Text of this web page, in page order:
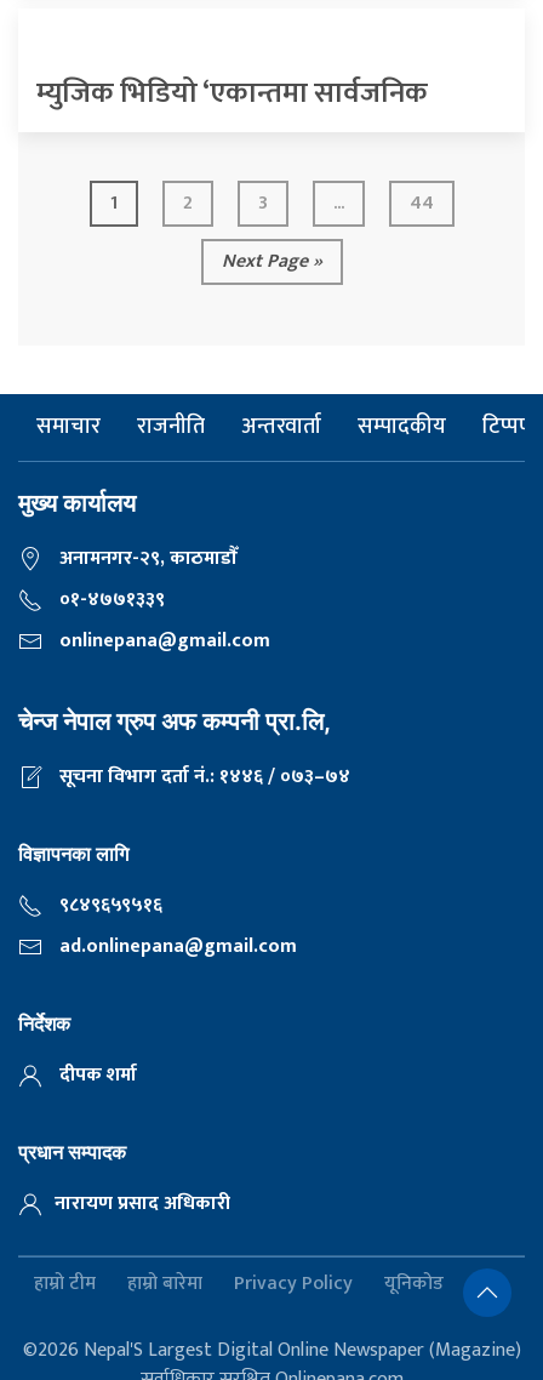
म्युजिक भिडियो ‘एकान्तमा सार्वजनिक
1 2 3 ...
44
Next Page »
समाचार राजनीति अन्तरवार्ता सम्पादकीय टिप्पणी
मुख्य कार्यालय
अनामनगर-२९, काठमाडाैँ
०१-४७७१३३९
onlinepana@gmail.com
चेन्ज नेपाल ग्रुप अफ कम्पनी प्रा.लि,
सूचना विभाग दर्ता नं.: १४४६ / ०७३–७४
विज्ञापनका लागि
९८४९६५९५१६
ad.onlinepana@gmail.com
निर्देशक
दीपक शर्मा
प्रधान सम्पादक
नारायण प्रसाद अधिकारी
हाम्रो टीम हाम्रो बारेमा Privacy Policy यूनिकोड
©2026 Nepal'S Largest Digital Online Newspaper (Magazine)